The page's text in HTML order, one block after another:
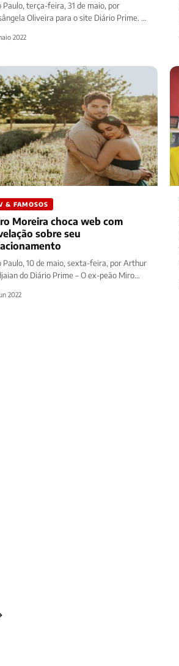
Paulo, terça-feira, 31 de maio, por
Oliveira para o site Diário Prime. A
2022
& FAMOSOS
Moreira choca web com
sobre seu
Paulo, 10 de maio, sexta-feira, por Arthur
do Diário Prime – O ex-peão Miro
2022